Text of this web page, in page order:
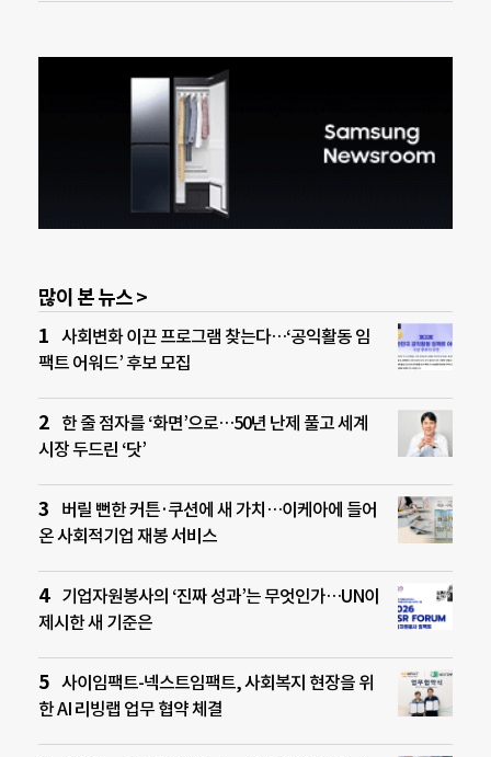
많이 본 뉴스 >
사회변화 이끈 프로그램 찾는다…‘공익활동 임
팩트 어워드’ 후보 모집
한 줄 점자를 ‘화면’으로…50년 난제 풀고 세계
시장 두드린 ‘닷’
버릴 뻔한 커튼·쿠션에 새 가치…이케아에 들어
온 사회적기업 재봉 서비스
기업자원봉사의 ‘진짜 성과’는 무엇인가…UN이
제시한 새 기준은
사이임팩트-넥스트임팩트, 사회복지 현장을 위
한 AI 리빙랩 업무 협약 체결